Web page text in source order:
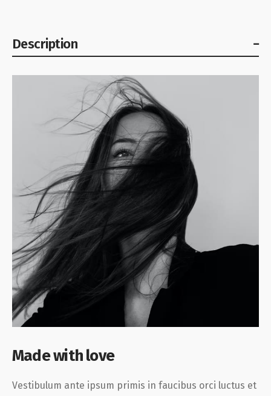
Description
Made with love
Vestibulum ante ipsum primis in faucibus orci luctus et